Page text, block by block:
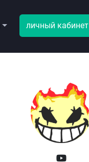
личный кабинет